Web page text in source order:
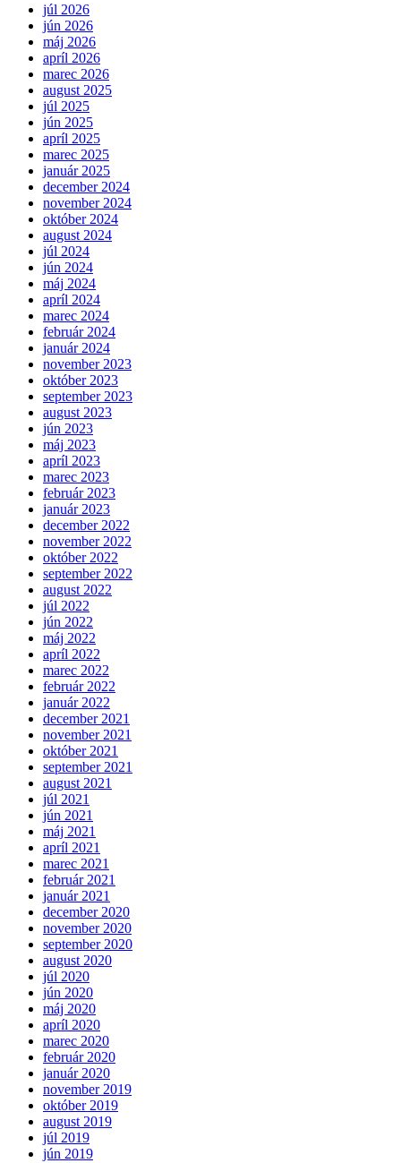
júl 2026
jún 2026
máj 2026
apríl 2026
marec 2026
august 2025
júl 2025
jún 2025
apríl 2025
marec 2025
január 2025
december 2024
november 2024
október 2024
august 2024
júl 2024
jún 2024
máj 2024
apríl 2024
marec 2024
február 2024
január 2024
november 2023
október 2023
september 2023
august 2023
jún 2023
máj 2023
apríl 2023
marec 2023
február 2023
január 2023
december 2022
november 2022
október 2022
september 2022
august 2022
júl 2022
jún 2022
máj 2022
apríl 2022
marec 2022
február 2022
január 2022
december 2021
november 2021
október 2021
september 2021
august 2021
júl 2021
jún 2021
máj 2021
apríl 2021
marec 2021
február 2021
január 2021
december 2020
november 2020
september 2020
august 2020
júl 2020
jún 2020
máj 2020
apríl 2020
marec 2020
február 2020
január 2020
november 2019
október 2019
august 2019
júl 2019
jún 2019